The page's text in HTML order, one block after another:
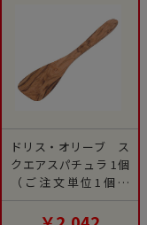
ドリス・オリーブ ス
クエアスパチュラ 1個
（ご注文単位1個）
【直送品】